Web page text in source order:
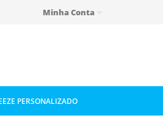
Minha Conta
PERSONALIZADO